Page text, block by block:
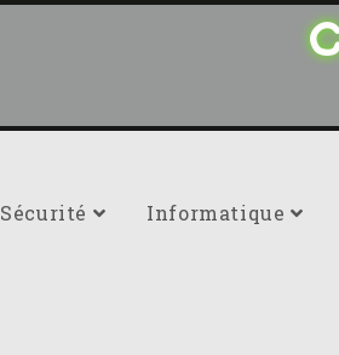
Sécurité Informatique